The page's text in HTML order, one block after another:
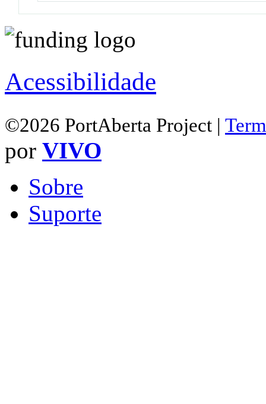
Acessibilidade
©2026 PortAberta Project |
por VIVO
Sobre
Suporte